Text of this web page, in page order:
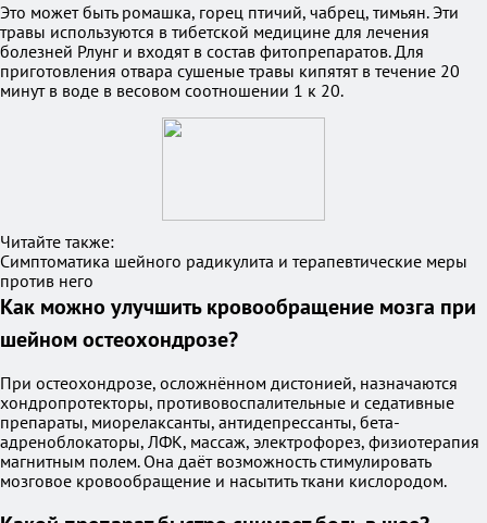
Это может быть ромашка, горец птичий, чабрец, тимьян. Эти
травы используются в тибетской медицине для лечения
болезней Рлунг и входят в состав фитопрепаратов. Для
приготовления отвара сушеные травы кипятят в течение 20
минут в воде в весовом соотношении 1 к 20.
Читайте также:
Симптоматика шейного радикулита и терапевтические меры
против него
Как можно улучшить кровообращение мозга при
шейном остеохондрозе?
При остеохондрозе, осложнённом дистонией, назначаются
хондропротекторы, противовоспалительные и седативные
препараты, миорелаксанты, антидепрессанты, бета-
адреноблокаторы, ЛФК, массаж, электрофорез, физиотерапия
магнитным полем. Она даёт возможность стимулировать
мозговое кровообращение и насытить ткани кислородом.